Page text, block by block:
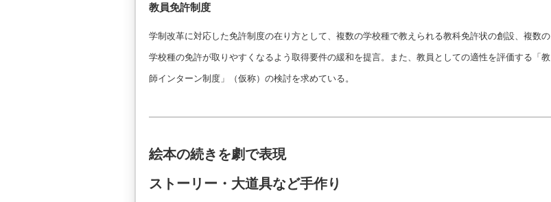
教員免許制度
学制改革に対応した免許制度の在り方として、複数の学校種で教えられる教科免許状の創設、複数の
学校種の免許が取りやすくなるよう取得要件の緩和を提言。また、教員としての適性を評価する「教
師インターン制度」（仮称）の検討を求めている。
絵本の続きを劇で表現
ストーリー・大道具など手作り